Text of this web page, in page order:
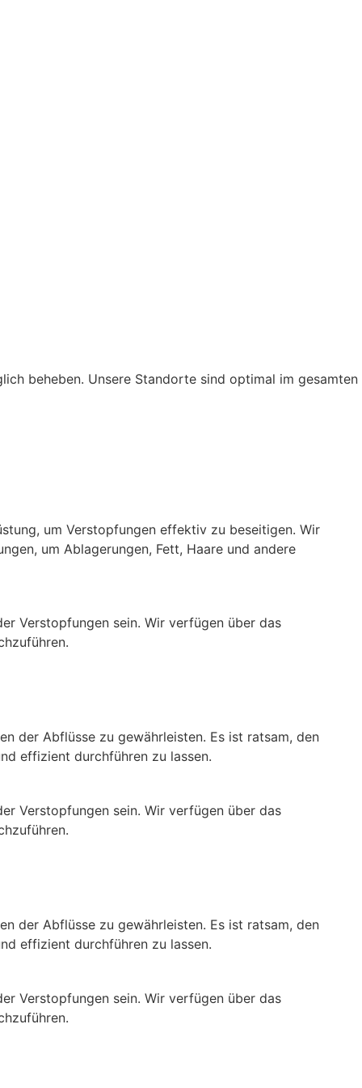
beheben. Unsere Standorte sind optimal im gesamten
um Verstopfungen effektiv zu beseitigen. Wir
um Ablagerungen, Fett, Haare und andere
Verstopfungen sein. Wir verfügen über das
der Abflüsse zu gewährleisten. Es ist ratsam, den
effizient durchführen zu lassen.
Verstopfungen sein. Wir verfügen über das
der Abflüsse zu gewährleisten. Es ist ratsam, den
effizient durchführen zu lassen.
Verstopfungen sein. Wir verfügen über das